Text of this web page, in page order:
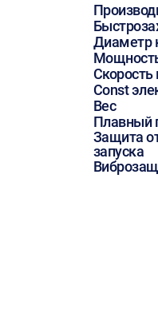
Диаметр
Const
Вес
Плавный
Защита
запуска